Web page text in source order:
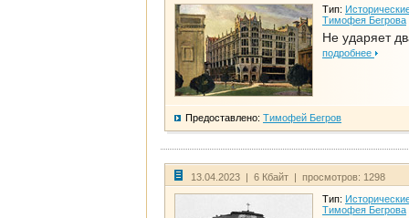
Тип:
Тимофея Бегрова
Не ударяет
подробнее
Предоставлено: Тимофей Бегров
13.04.2023 | 6 Кбайт | просмотров: 1298
Тип:
Тимофея Бегрова